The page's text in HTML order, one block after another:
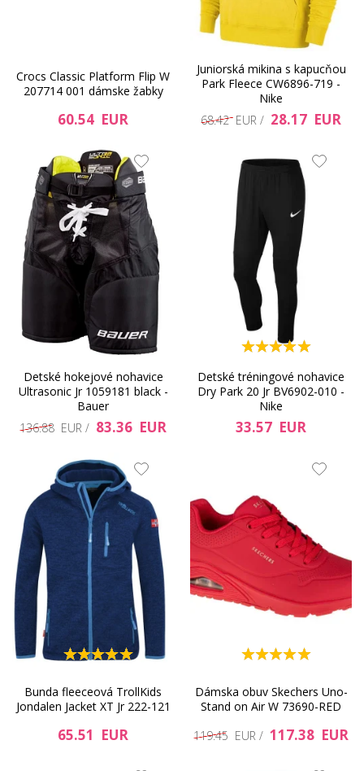
Crocs Classic Platform Flip W
207714 001 dámske žabky
60.54 EUR
Juniorská mikina s kapucňou
Park Fleece CW6896-719 -
Nike
68.42 EUR / 28.17 EUR
Detské hokejové nohavice
Ultrasonic Jr 1059181 black -
Bauer
136.88 EUR / 83.36 EUR
Detské tréningové nohavice
Dry Park 20 Jr BV6902-010 -
Nike
33.57 EUR
Bunda fleeceová TrollKids
Jondalen Jacket XT Jr 222-121
65.51 EUR
Dámska obuv Skechers Uno-
Stand on Air W 73690-RED
119.45 EUR / 117.38 EUR